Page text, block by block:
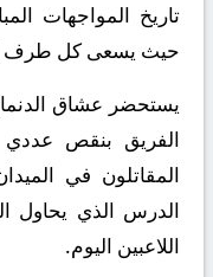
تاريخ المواجهات
حيث يسعى كل طرف
يستحضر عشاق
الفريق بنقص عددي
المقاتلون في
الدرس الذي يحاول
اللاعبين اليوم.